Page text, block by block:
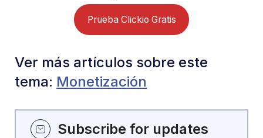
Prueba Clickio Gratis
Ver más artículos sobre este
tema: Monetización
Subscribe for updates